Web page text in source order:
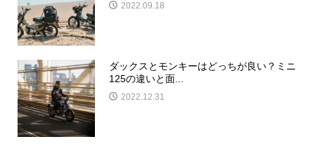
2022.09.18
ダックスとモンキーはどっちが良い？ミニ
125の違いと面...
2022.12.31